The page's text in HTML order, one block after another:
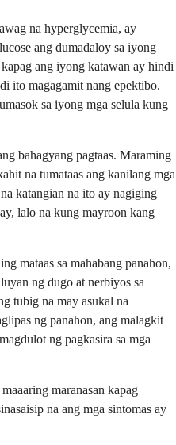
na hyperglycemia, ay
ang dumadaloy sa iyong
ang iyong katawan ay hindi
ito magagamit nang epektibo.
sa iyong mga selula kung
bahagyang pagtaas. Maraming
na tumataas ang kanilang mga
katangian na ito ay nagiging
lalo na kung mayroon kang
mataas sa mahabang panahon,
ng dugo at nerbiyos sa
tubig na may asukal na
ng panahon, ang malagkit
ng pagkasira sa mga
maranasan kapag
na ang mga sintomas ay